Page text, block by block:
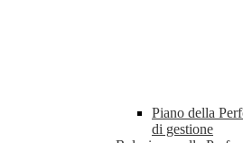
Piano della
di gestione